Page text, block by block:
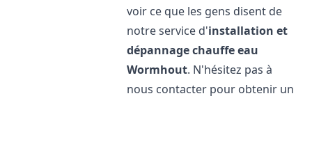
voir ce que les gens disent de
notre service d'installation et
dépannage chauffe eau
Wormhout. N'hésitez pas à
nous contacter pour obtenir un